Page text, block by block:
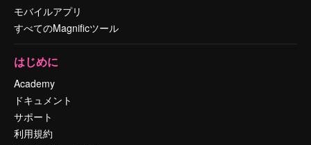
モバイルアプリ
すべてのMagnificツール
はじめに
Academy
ドキュメント
サポート
利用規約